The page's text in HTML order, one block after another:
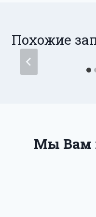
Похожие
Мы Вам